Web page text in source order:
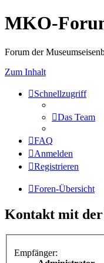
MKO-
Forum der
Zum Inhalt
Schnellzugriff
Das Team
FAQ
Anmelden
Registrieren
Foren-Übersicht
Kontakt mit
Empfänger: